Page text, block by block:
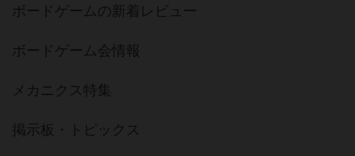
ボードゲームの新着レビュー
ボードゲーム会情報
メカニクス特集
掲示板・トピックス